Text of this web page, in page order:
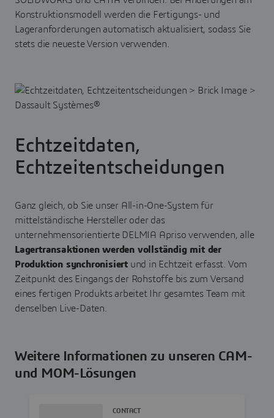
Konstruktionsmodell werden die Fertigungs- und
Lageranforderungen automatisch aktualisiert, sodass Sie
stets die neueste Version verwenden.
Echtzeitdaten,
Echtzeitentscheidungen
Ganz gleich, ob Sie unser All-in-One-System für
mittelständische Hersteller oder das
unternehmensorientierte DELMIA Apriso verwenden, alle
Lagertransaktionen werden vollständig mit der
Produktion synchronisiert und in Echtzeit erfasst. Vom
Zeitpunkt des Eingangs der Rohstoffe bis zum Versand
eines fertigen Produkts arbeitet Ihr gesamtes Team mit
denselben Live-Daten.
Weitere Informationen zu unseren CAM-
und MOM-Lösungen
CONTACT